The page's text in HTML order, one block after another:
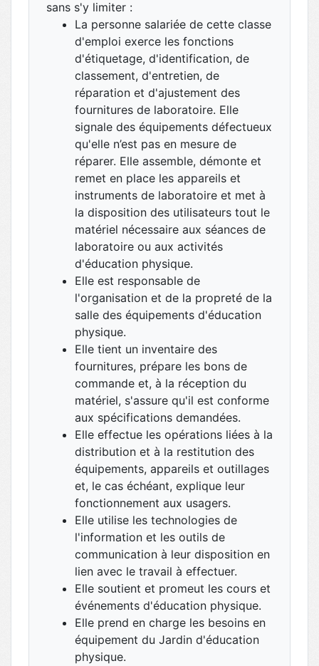
sans s'y limiter :
La personne salariée de cette classe
d'emploi exerce les fonctions
d'étiquetage, d'identification, de
classement, d'entretien, de
réparation et d'ajustement des
fournitures de laboratoire. Elle
signale des équipements défectueux
qu'elle n’est pas en mesure de
réparer. Elle assemble, démonte et
remet en place les appareils et
instruments de laboratoire et met à
la disposition des utilisateurs tout le
matériel nécessaire aux séances de
laboratoire ou aux activités
d'éducation physique.
Elle est responsable de
l'organisation et de la propreté de la
salle des équipements d'éducation
physique.
Elle tient un inventaire des
fournitures, prépare les bons de
commande et, à la réception du
matériel, s'assure qu'il est conforme
aux spécifications demandées.
Elle effectue les opérations liées à la
distribution et à la restitution des
équipements, appareils et outillages
et, le cas échéant, explique leur
fonctionnement aux usagers.
Elle utilise les technologies de
l'information et les outils de
communication à leur disposition en
lien avec le travail à effectuer.
Elle soutient et promeut les cours et
événements d'éducation physique.
Elle prend en charge les besoins en
équipement du Jardin d'éducation
physique.